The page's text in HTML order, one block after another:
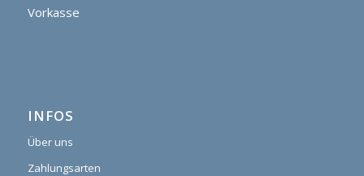
Vorkasse
INFOS
Über uns
Zahlungsarten